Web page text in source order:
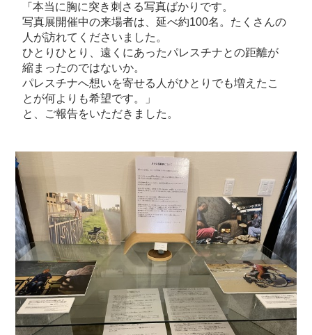
「本当に胸に突き刺さる写真ばかりです。
写真展開催中の来場者は、延べ約100名。たくさんの
人が訪れてくださいました。
ひとりひとり、遠くにあったパレスチナとの距離が
縮まったのではないか。
パレスチナへ想いを寄せる人がひとりでも増えたこ
とが何よりも希望です。」
と、ご報告をいただきました。